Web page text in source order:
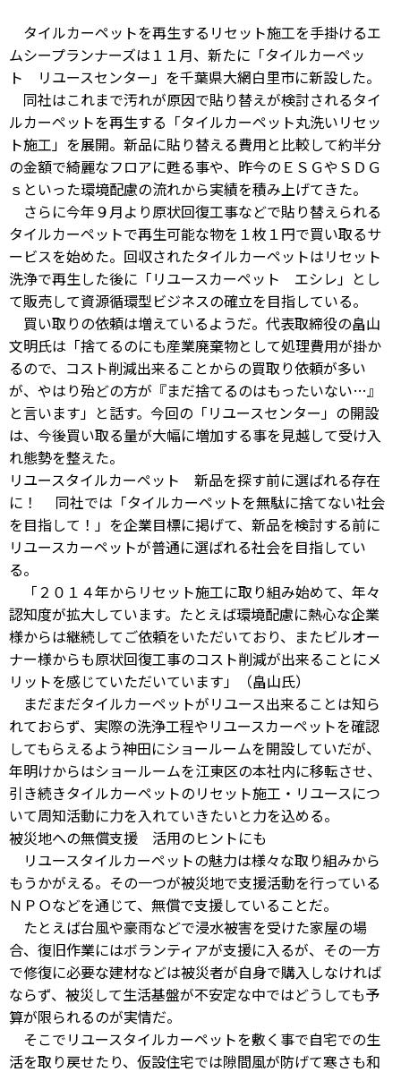
タイルカーペットを再生するリセット施工を手掛けるエ
ムシープランナーズは１１月、新たに「タイルカーペッ
ト リユースセンター」を千葉県大網白里市に新設した。
同社はこれまで汚れが原因で貼り替えが検討されるタイ
ルカーペットを再生する「タイルカーペット丸洗いリセッ
ト施工」を展開。新品に貼り替える費用と比較して約半分
の金額で綺麗なフロアに甦る事や、昨今のＥＳＧやＳＤＧ
ｓといった環境配慮の流れから実績を積み上げてきた。
さらに今年９月より原状回復工事などで貼り替えられる
タイルカーペットで再生可能な物を１枚１円で買い取るサ
ービスを始めた。回収されたタイルカーペットはリセット
洗浄で再生した後に「リユースカーペット エシレ」とし
て販売して資源循環型ビジネスの確立を目指している。
買い取りの依頼は増えているようだ。代表取締役の畠山
文明氏は「捨てるのにも産業廃棄物として処理費用が掛か
るので、コスト削減出来ることからの買取り依頼が多い
が、やはり殆どの方が『まだ捨てるのはもったいない…』
と言います」と話す。今回の「リユースセンター」の開設
は、今後買い取る量が大幅に増加する事を見越して受け入
れ態勢を整えた。
リユースタイルカーペット 新品を探す前に選ばれる存在
に！ 同社では「タイルカーペットを無駄に捨てない社会
を目指して！」を企業目標に掲げて、新品を検討する前に
リユースカーペットが普通に選ばれる社会を目指してい
る。
「２０１４年からリセット施工に取り組み始めて、年々
認知度が拡大しています。たとえば環境配慮に熱心な企業
様からは継続してご依頼をいただいており、またビルオー
ナー様からも原状回復工事のコスト削減が出来ることにメ
リットを感じていただいています」（畠山氏）
まだまだタイルカーペットがリユース出来ることは知ら
れておらず、実際の洗浄工程やリユースカーペットを確認
してもらえるよう神田にショールームを開設していだが、
年明けからはショールームを江東区の本社内に移転させ、
引き続きタイルカーペットのリセット施工・リユースにつ
いて周知活動に力を入れていきたいと力を込める。
被災地への無償支援 活用のヒントにも
リユースタイルカーペットの魅力は様々な取り組みから
もうかがえる。その一つが被災地で支援活動を行っている
ＮＰＯなどを通じて、無償で支援していることだ。
たとえば台風や豪雨などで浸水被害を受けた家屋の場
合、復旧作業にはボランティアが支援に入るが、その一方
で修復に必要な建材などは被災者が自身で購入しなければ
ならず、被災して生活基盤が不安定な中ではどうしても予
算が限られるのが実情だ。
そこでリユースタイルカーペットを敷く事で自宅での生
活を取り戻せたり、仮設住宅では隙間風が防げて寒さも和